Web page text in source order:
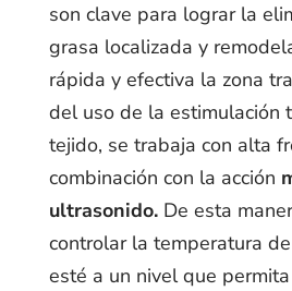
son clave para lograr la
grasa localizada y
rápida y efectiva la zona
del uso de la estimulación
tejido, se trabaja con alta
combinación con la acción
ultrasonido. De esta
controlar la temperatura
esté a un nivel que